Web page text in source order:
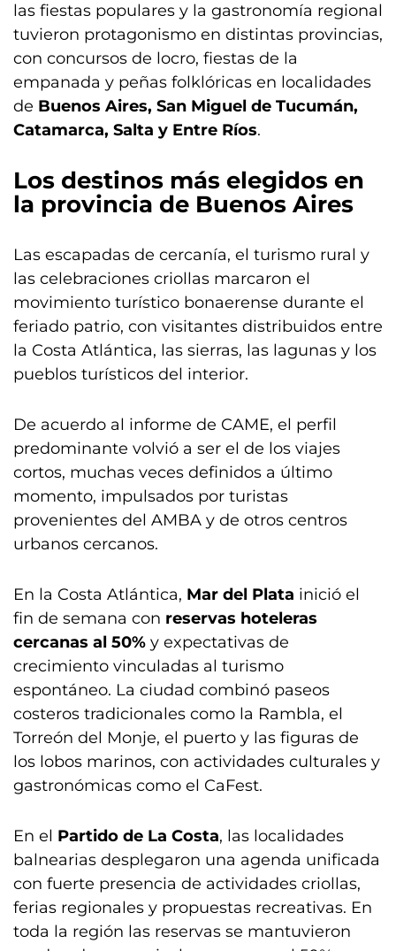
las fiestas populares y la gastronomía regional
tuvieron protagonismo en distintas provincias,
con concursos de locro, fiestas de la
empanada y peñas folklóricas en localidades
de Buenos Aires, San Miguel de Tucumán,
Catamarca, Salta y Entre Ríos.
Los destinos más elegidos en
la provincia de Buenos Aires
Las escapadas de cercanía, el turismo rural y
las celebraciones criollas marcaron el
movimiento turístico bonaerense durante el
feriado patrio, con visitantes distribuidos entre
la Costa Atlántica, las sierras, las lagunas y los
pueblos turísticos del interior.
De acuerdo al informe de CAME, el perfil
predominante volvió a ser el de los viajes
cortos, muchas veces definidos a último
momento, impulsados por turistas
provenientes del AMBA y de otros centros
urbanos cercanos.
En la Costa Atlántica, Mar del Plata inició el
fin de semana con reservas hoteleras
cercanas al 50% y expectativas de
crecimiento vinculadas al turismo
espontáneo. La ciudad combinó paseos
costeros tradicionales como la Rambla, el
Torreón del Monje, el puerto y las figuras de
los lobos marinos, con actividades culturales y
gastronómicas como el CaFest.
En el Partido de La Costa, las localidades
balnearias desplegaron una agenda unificada
con fuerte presencia de actividades criollas,
ferias regionales y propuestas recreativas. En
toda la región las reservas se mantuvieron